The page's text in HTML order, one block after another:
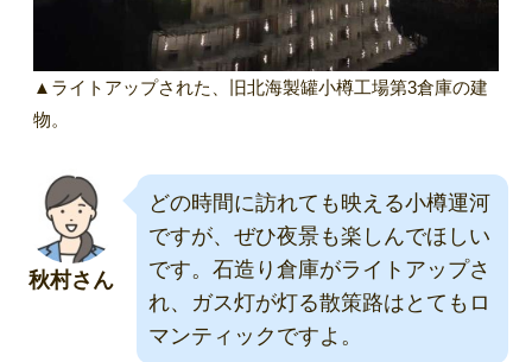
▲ライトアップされた、旧北海製罐小樽工場第3倉庫の建
物。
秋村さん
どの時間に訪れても映える小樽運河
ですが、ぜひ夜景も楽しんでほしい
です。石造り倉庫がライトアップさ
れ、ガス灯が灯る散策路はとてもロ
マンティックですよ。